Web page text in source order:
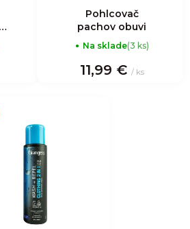
Pohlcovač
pachov obuvi
Na sklade(3 ks)
11,99 € / ks